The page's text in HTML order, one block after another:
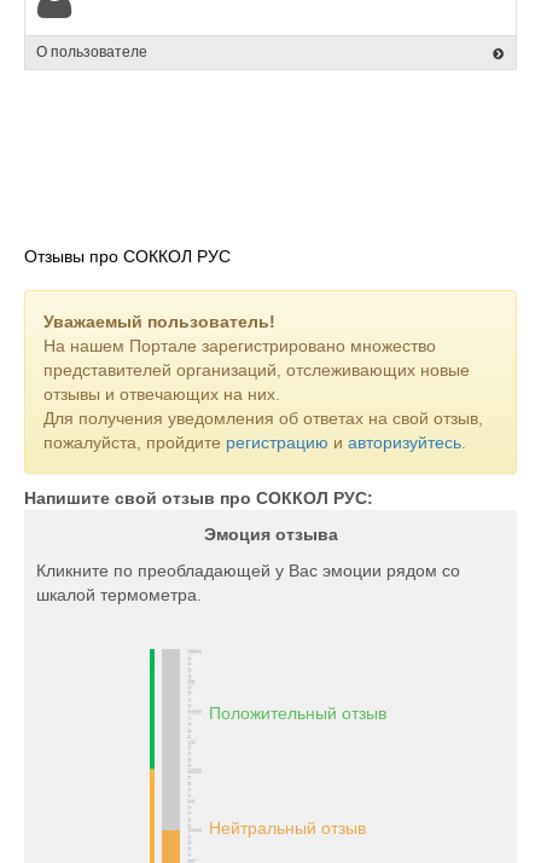
О пользователе
Отзывы про СОККОЛ РУС
Уважаемый пользователь!
На нашем Портале зарегистрировано множество
представителей организаций, отслеживающих новые
отзывы и отвечающих на них.
Для получения уведомления об ответах на свой отзыв,
пожалуйста, пройдите регистрацию и авторизуйтесь
Напишите свой отзыв про СОККОЛ РУС:
Эмоция отзыва
Кликните по преобладающей у Вас эмоции рядом со
шкалой термометра.
Положительный отзыв
Нейтральный отзыв